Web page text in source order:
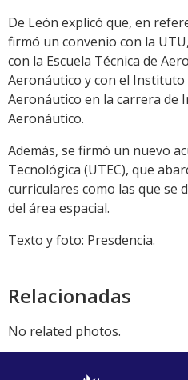
De León explicó que, en
firmó un convenio con la
con la Escuela Técnica de
Aeronáutico y con el
Aeronáutico en la carrera de
Aeronáutico.
Además, se firmó un nuevo
Tecnológica (UTEC), que
curriculares como las que se
del área espacial.
Texto y foto: Presdencia.
Relacionadas
No related photos.